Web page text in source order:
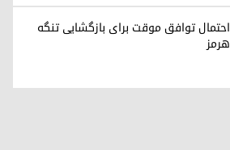
احتمال توافق موقت برای بازگشایی تنگه
هرمز